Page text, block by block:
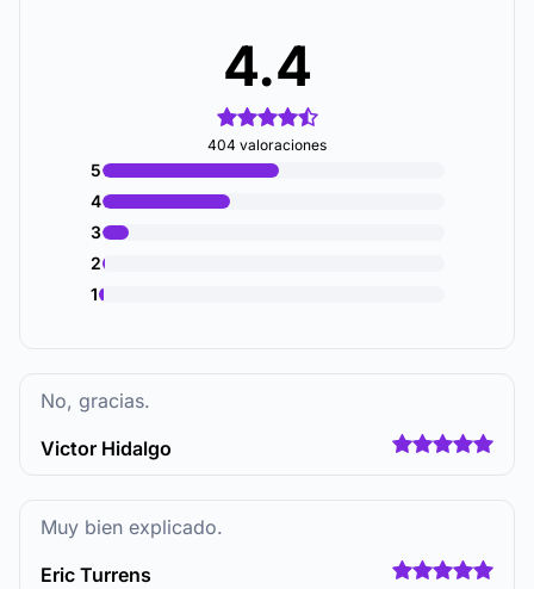
4.4
404 valoraciones
5
4
3
2
1
No, gracias.
Victor Hidalgo
Muy bien explicado.
Eric Turrens